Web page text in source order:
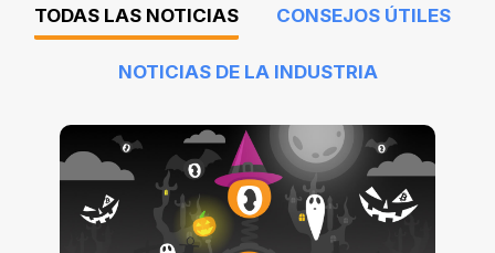
TODAS LAS NOTICIAS CONSEJOS ÚTILES
NOTICIAS DE LA INDUSTRIA